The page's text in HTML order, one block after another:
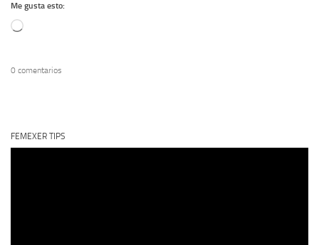
Me gusta esto:
Cargando...
0 comentarios
FEMEXER TIPS